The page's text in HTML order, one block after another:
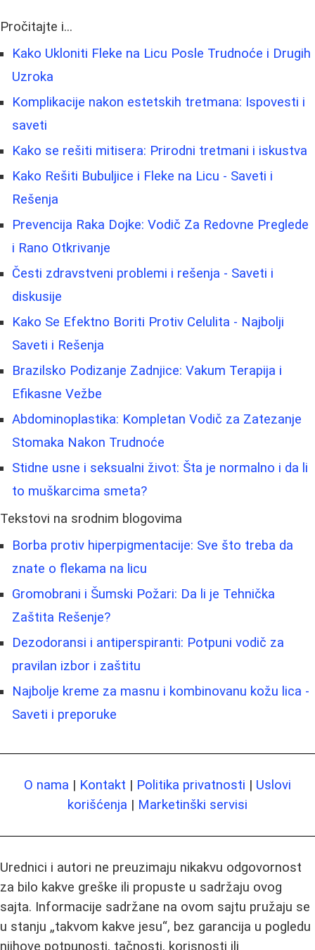
Pročitajte i...
Kako Ukloniti Fleke na Licu Posle Trudnoće i Drugih
Uzroka
Komplikacije nakon estetskih tretmana: Ispovesti i
saveti
Kako se rešiti mitisera: Prirodni tretmani i iskustva
Kako Rešiti Bubuljice i Fleke na Licu - Saveti i
Rešenja
Prevencija Raka Dojke: Vodič Za Redovne Preglede
i Rano Otkrivanje
Česti zdravstveni problemi i rešenja - Saveti i
diskusije
Kako Se Efektno Boriti Protiv Celulita - Najbolji
Saveti i Rešenja
Brazilsko Podizanje Zadnjice: Vakum Terapija i
Efikasne Vežbe
Abdominoplastika: Kompletan Vodič za Zatezanje
Stomaka Nakon Trudnoće
Stidne usne i seksualni život: Šta je normalno i da li
to muškarcima smeta?
Tekstovi na srodnim blogovima
Borba protiv hiperpigmentacije: Sve što treba da
znate o flekama na licu
Gromobrani i Šumski Požari: Da li je Tehnička
Zaštita Rešenje?
Dezodoransi i antiperspiranti: Potpuni vodič za
pravilan izbor i zaštitu
Najbolje kreme za masnu i kombinovanu kožu lica -
Saveti i preporuke
O nama | Kontakt | Politika privatnosti | Uslovi
korišćenja | Marketinški servisi
Urednici i autori ne preuzimaju nikakvu odgovornost
za bilo kakve greške ili propuste u sadržaju ovog
sajta. Informacije sadržane na ovom sajtu pružaju se
u stanju „takvom kakve jesu“, bez garancija u pogledu
njihove potpunosti, tačnosti, korisnosti ili